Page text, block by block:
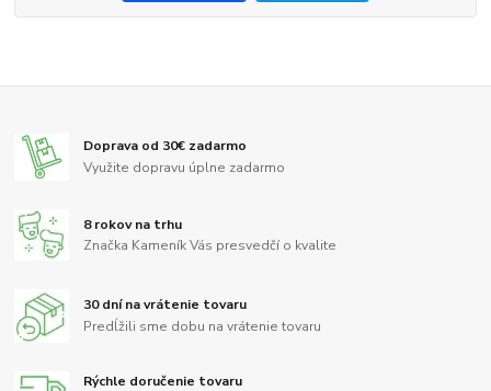
Doprava od 30€ zadarmo
Využite dopravu úplne zadarmo
8 rokov na trhu
Značka Kameník Vás presvedčí o kvalite
30 dní na vrátenie tovaru
Predĺžili sme dobu na vrátenie tovaru
Rýchle doručenie tovaru